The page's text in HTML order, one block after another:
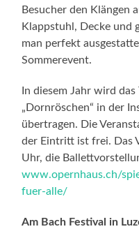
Besucher den Klängen
Klappstuhl, Decke und
man perfekt
Sommerevent.
In diesem Jahr wird
„Dornröschen“ in der
übertragen. Die
der Eintritt ist frei. Das
Uhr, die
www.opernhaus.ch/
fuer-alle/
Am Bach Festival in